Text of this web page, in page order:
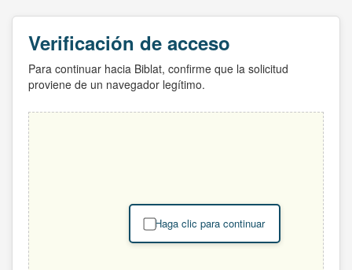
Verificación de acceso
Para continuar hacia Biblat, confirme que la solicitud
proviene de un navegador legítimo.
Haga clic para continuar